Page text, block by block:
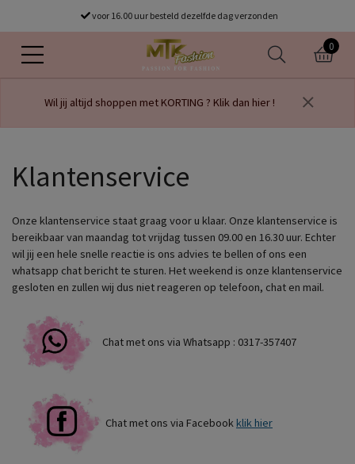
voor 16.00 uur besteld dezelfde dag verzonden
0
Wil jij altijd shoppen met KORTING ? Klik dan hier !
Klantenservice
Onze klantenservice staat graag voor u klaar. Onze klantenservice is
bereikbaar van maandag tot vrijdag tussen 09.00 en 16.30 uur. Echter
wil jij een hele snelle reactie is ons advies te bellen of ons een
whatsapp chat bericht te sturen. Het weekend is onze klantenservice
gesloten en zullen wij dus niet reageren op telefoon, chat en mail.
Chat met ons via Whatsapp : 0317-357407
Chat met ons via Facebook klik hier